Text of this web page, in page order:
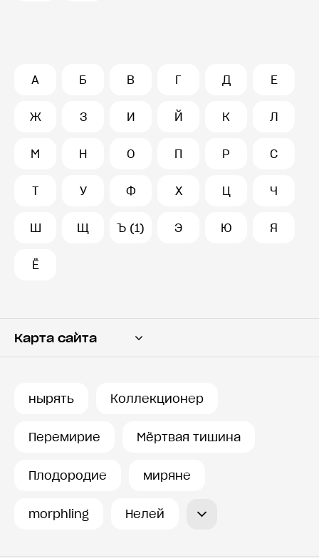
А Б В Г Д Е
Ж З И Й К Л
М Н О П Р С
Т У Ф Х Ц Ч
Ш Щ Ъ (1) Э Ю Я
Ё
Карта сайта
нырять Коллекционер
Перемирие Мёртвая тишина
Плодородие миряне
morphling Нелей